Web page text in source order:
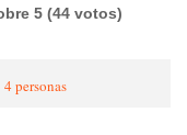
5 (44 votos)
4 personas